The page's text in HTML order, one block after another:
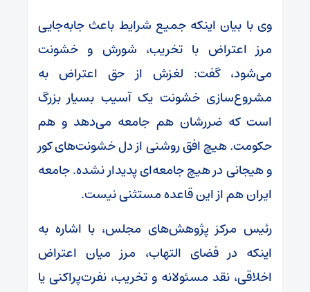
وی با بیان اینکه جمیع شرایط باعث جابه‌جایی
مرز اعتراض با تخریب، شورش و خشونت
می‌شود، گفت: لغزش از حق اعتراض به
مشروع‌سازی خشونت یک آسیب بسیار بزرگ
است که ضررشان هم جامعه می‌دهد و هم
حکومت. هیچ افق روشنی از دل خشونت‌های کور
و هیجانی در هیچ جامعه‌ای پدیدار نشده. جامعه
ایران هم از این قاعده مستثنی نیست.
رئیس مرکز پژوهش‌های مجلس، با اشاره به
اینکه در فضای التهاب، مرز میان اعتراض
اخلاقی، نقد مسئولانه و تخریب، نفرت‌پراکنی یا